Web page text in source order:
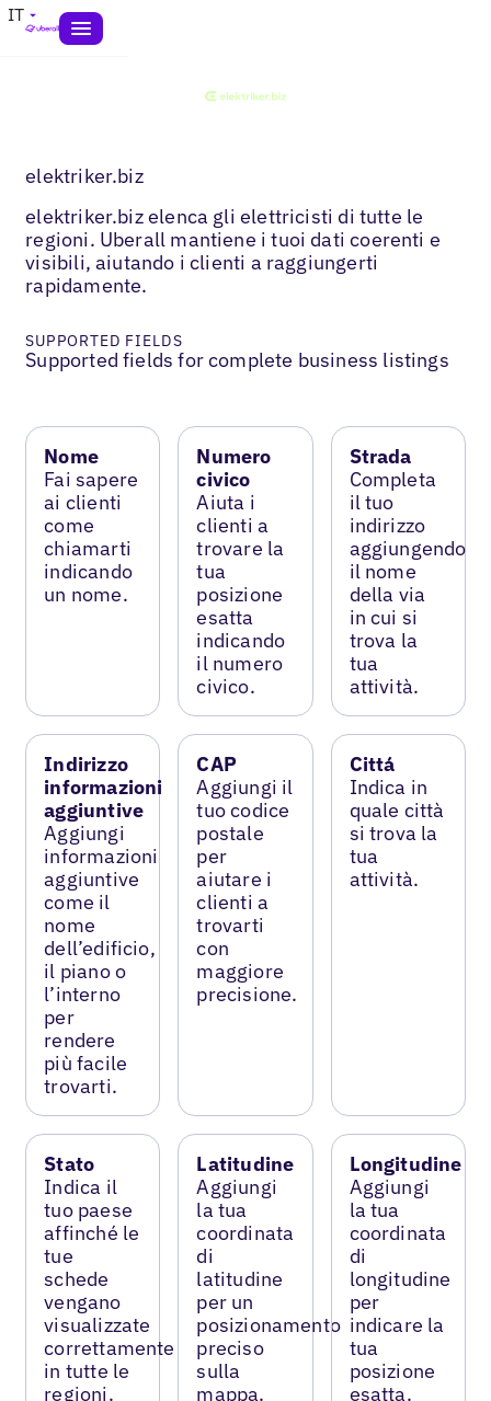
IT
elektriker.biz
elektriker.biz elenca gli elettricisti di tutte le
regioni. Uberall mantiene i tuoi dati coerenti e
visibili, aiutando i clienti a raggiungerti
rapidamente.
SUPPORTED FIELDS
Supported fields for complete business listings
Nome
Fai sapere
ai clienti
come
chiamarti
indicando
un nome.
Numero
civico
Aiuta i
clienti a
trovare la
tua
posizione
esatta
indicando
il numero
civico.
Strada
Completa
il tuo
indirizzo
aggiungendo
il nome
della via
in cui si
trova la
tua
attività.
Indirizzo
informazioni
aggiuntive
Aggiungi
informazioni
aggiuntive
come il
nome
dell’edificio,
il piano o
l’interno
per
rendere
più facile
trovarti.
CAP
Aggiungi il
tuo codice
postale
per
aiutare i
clienti a
trovarti
con
maggiore
precisione.
Cittá
Indica in
quale città
si trova la
tua
attività.
Stato
Indica il
tuo paese
affinché le
tue
schede
vengano
visualizzate
correttamente
in tutte le
regioni.
Latitudine
Aggiungi
la tua
coordinata
di
latitudine
per un
posizionamento
preciso
sulla
mappa.
Longitudine
Aggiungi
la tua
coordinata
di
longitudine
per
indicare la
tua
posizione
esatta.